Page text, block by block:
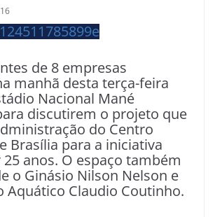
de 8 empresas
manhã desta terça-feira
Nacional Mané
discutirem o projeto que
do Centro
Brasília para a iniciativa
anos. O espaço também
o Ginásio Nilson Nelson e
Aquático Claudio Coutinho.